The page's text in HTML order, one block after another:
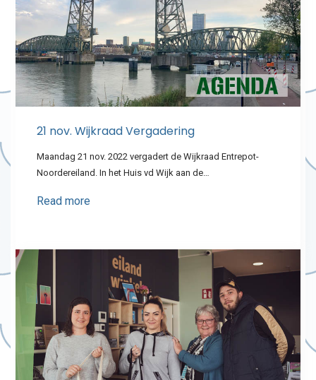
21 nov. Wijkraad Vergadering
Maandag 21 nov. 2022 vergadert de Wijkraad Entrepot-
Noordereiland. In het Huis vd Wijk aan de…
Read more